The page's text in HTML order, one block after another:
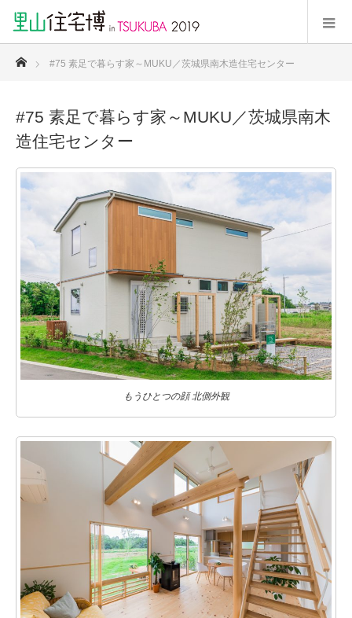
ホーム
#75 素足で暮らす家～MUKU／茨城県南木造住宅センター
#75 素足で暮らす家～MUKU／茨城県南木
造住宅センター
もうひとつの顔 北側外観